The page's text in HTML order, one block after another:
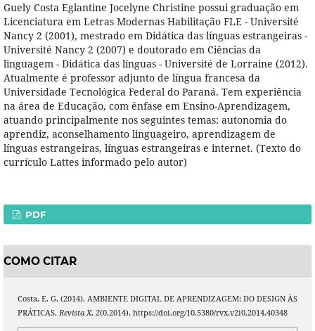
Guely Costa Eglantine Jocelyne Christine possui graduação em
Licenciatura em Letras Modernas Habilitação FLE - Université
Nancy 2 (2001), mestrado em Didática das línguas estrangeiras -
Université Nancy 2 (2007) e doutorado em Ciências da
linguagem - Didática das línguas - Université de Lorraine (2012).
Atualmente é professor adjunto de língua francesa da
Universidade Tecnológica Federal do Paraná. Tem experiência
na área de Educação, com ênfase em Ensino-Aprendizagem,
atuando principalmente nos seguintes temas: autonomia do
aprendiz, aconselhamento linguageiro, aprendizagem de
línguas estrangeiras, línguas estrangeiras e internet. (Texto do
currículo Lattes informado pelo autor)
PDF
COMO CITAR
Costa, E. G. (2014). AMBIENTE DIGITAL DE APRENDIZAGEM: DO DESIGN ÀS
PRÁTICAS. Revista X, 2(0.2014). https://doi.org/10.5380/rvx.v2i0.2014.40348